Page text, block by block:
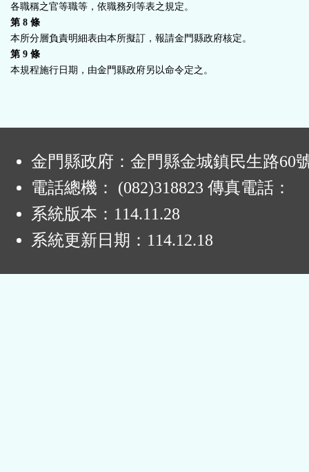
各職稱之官等職等，依職務列等表之規定。
第 8 條
本所分層負責明細表由本所擬訂，報請金門縣政府核定。
第 9 條
本規程施行日期，由金門縣政府另以命令定之。
金門縣政府：金門縣金城鎮民生路60
電話總機： (082)318823 傳真電話：
系統版本： 114.11.28
系統更新日期： 114.12.18